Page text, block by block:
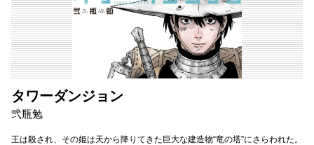
タワーダンジョン
弐瓶勉
王は殺され、その姫は天から降りてきた巨大な建造物“竜の塔”にさらわれた。